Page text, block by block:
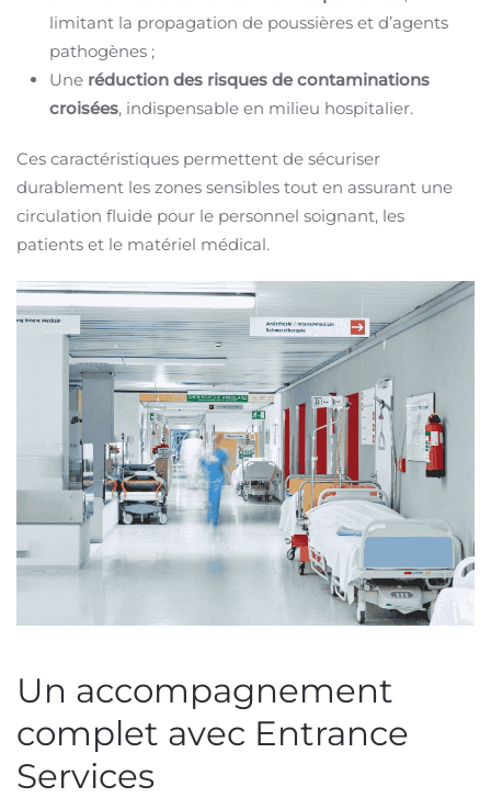
limitant la propagation de poussières et d’agents
pathogènes ;
Une réduction des risques de contaminations
croisées, indispensable en milieu hospitalier.
Ces caractéristiques permettent de sécuriser
durablement les zones sensibles tout en assurant une
circulation fluide pour le personnel soignant, les
patients et le matériel médical.
Un accompagnement
complet avec Entrance
Services